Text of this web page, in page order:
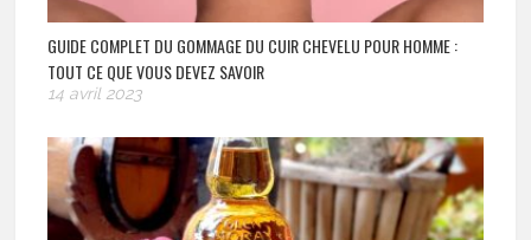
GUIDE COMPLET DU GOMMAGE DU CUIR CHEVELU POUR HOMME :
TOUT CE QUE VOUS DEVEZ SAVOIR
14 avril 2023